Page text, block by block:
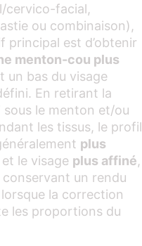
cervico-facial,
ou combinaison),
principal est d’obtenir
menton-cou plus
un bas du visage
En retirant la
sous le menton et/ou
les tissus, le profil
plus
et le visage plus affiné,
un rendu
la correction
les proportions du